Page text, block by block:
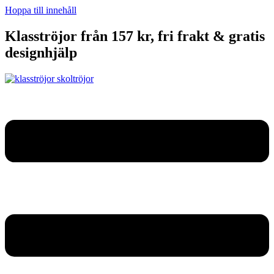
Hoppa till innehåll
Klasströjor från 157 kr, fri frakt & gratis
designhjälp